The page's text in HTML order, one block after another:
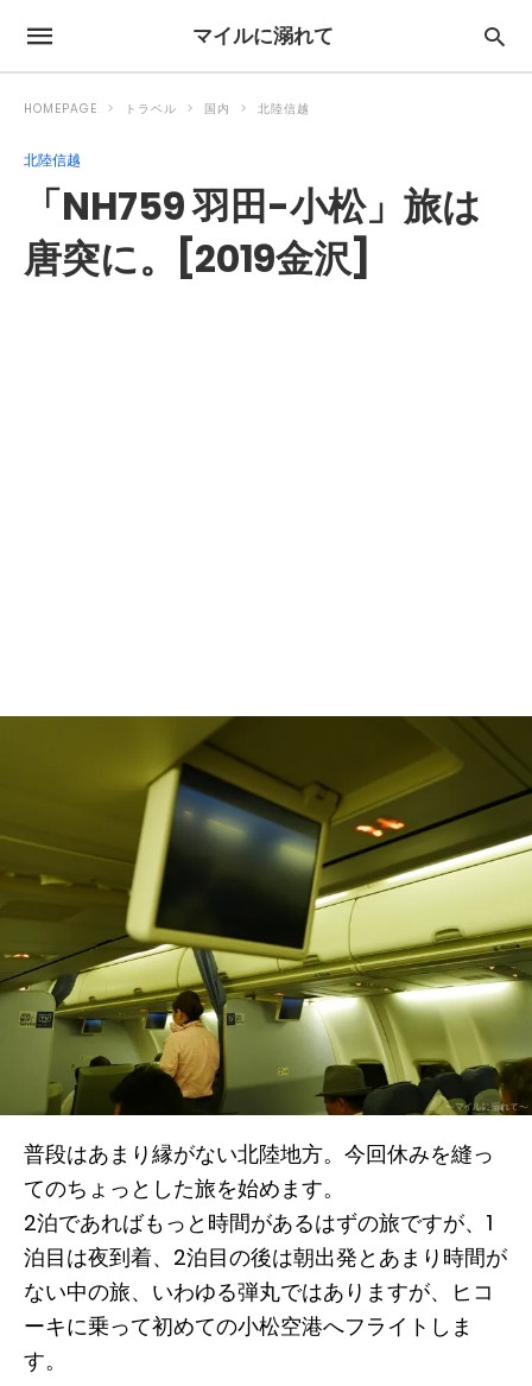
マイルに溺れて
HOMEPAGE トラベル 国内 北陸信越
北陸信越
「NH759 羽田-小松」旅は
唐突に。[2019金沢]
普段はあまり縁がない北陸地方。今回休みを縫っ
てのちょっとした旅を始めます。
2泊であればもっと時間があるはずの旅ですが、1
泊目は夜到着、2泊目の後は朝出発とあまり時間が
ない中の旅、いわゆる弾丸ではありますが、ヒコ
ーキに乗って初めての小松空港へフライトしま
す。